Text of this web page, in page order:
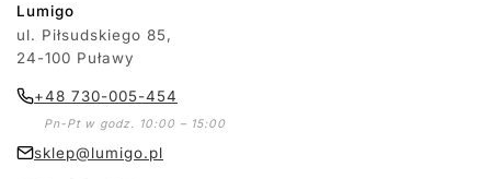
Lumigo
ul. Piłsudskiego 85,
24-100 Puławy
+48 730-005-454
Pn-Pt w godz. 10:00 – 15:00
sklep@lumigo.pl